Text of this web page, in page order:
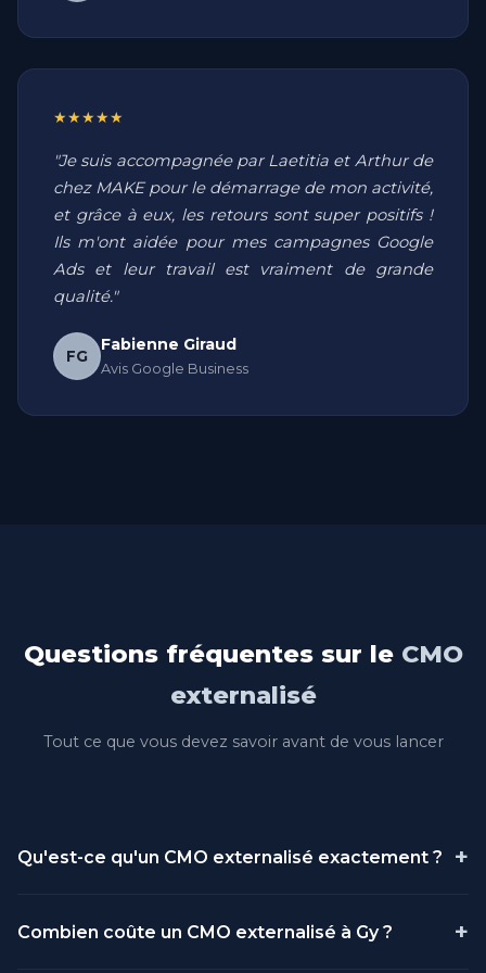
★★★★★
"Je suis accompagnée par Laetitia et Arthur de
chez MAKE pour le démarrage de mon activité,
et grâce à eux, les retours sont super positifs !
Ils m'ont aidée pour mes campagnes Google
Ads et leur travail est vraiment de grande
qualité."
FG
Fabienne Giraud
Avis Google Business
Questions fréquentes sur le CMO
externalisé
Tout ce que vous devez savoir avant de vous lancer
Qu'est-ce qu'un CMO externalisé exactement ? +
directeur marketing professionnel qui travaille pour
Combien coûte un CMO externalisé à Gy ? +